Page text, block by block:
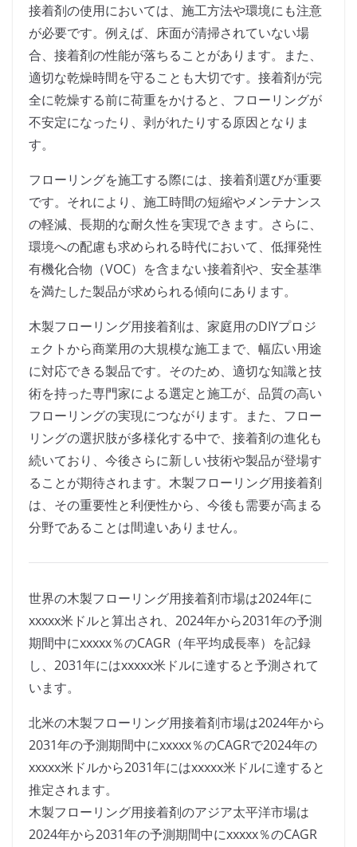
接着剤の使用においては、施工方法や環境にも注意
が必要です。例えば、床面が清掃されていない場
合、接着剤の性能が落ちることがあります。また、
適切な乾燥時間を守ることも大切です。接着剤が完
全に乾燥する前に荷重をかけると、フローリングが
不安定になったり、剥がれたりする原因となりま
す。
フローリングを施工する際には、接着剤選びが重要
です。それにより、施工時間の短縮やメンテナンス
の軽減、長期的な耐久性を実現できます。さらに、
環境への配慮も求められる時代において、低揮発性
有機化合物（VOC）を含まない接着剤や、安全基準
を満たした製品が求められる傾向にあります。
木製フローリング用接着剤は、家庭用のDIYプロジ
ェクトから商業用の大規模な施工まで、幅広い用途
に対応できる製品です。そのため、適切な知識と技
術を持った専門家による選定と施工が、品質の高い
フローリングの実現につながります。また、フロー
リングの選択肢が多様化する中で、接着剤の進化も
続いており、今後さらに新しい技術や製品が登場す
ることが期待されます。木製フローリング用接着剤
は、その重要性と利便性から、今後も需要が高まる
分野であることは間違いありません。
世界の木製フローリング用接着剤市場は2024年に
xxxxx米ドルと算出され、2024年から2031年の予測
期間中にxxxxx％のCAGR（年平均成長率）を記録
し、2031年にはxxxxx米ドルに達すると予測されて
います。
北米の木製フローリング用接着剤市場は2024年から
2031年の予測期間中にxxxxx％のCAGRで2024年の
xxxxx米ドルから2031年にはxxxxx米ドルに達すると
推定されます。
木製フローリング用接着剤のアジア太平洋市場は
2024年から2031年の予測期間中にxxxxx％のCAGR